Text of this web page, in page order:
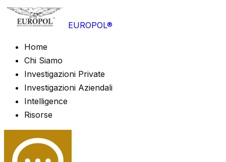
EUROPOL®
Home
Chi Siamo
Investigazioni Private
Investigazioni Aziendali
Intelligence
Risorse